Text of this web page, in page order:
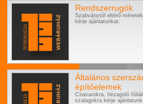
Rendszerrugók
Szabványtól eltérő
kérje ajánlatunkat.
Általános
építőelemek
Csavarokra, hézagoló
szalagokra kérje